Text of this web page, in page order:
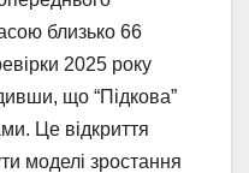
близько 66
2025 року
що “Підкова”
Це відкриття
моделі зростання